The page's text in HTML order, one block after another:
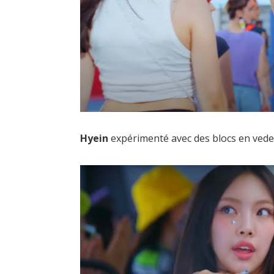
Hyein expérimenté avec des blocs en